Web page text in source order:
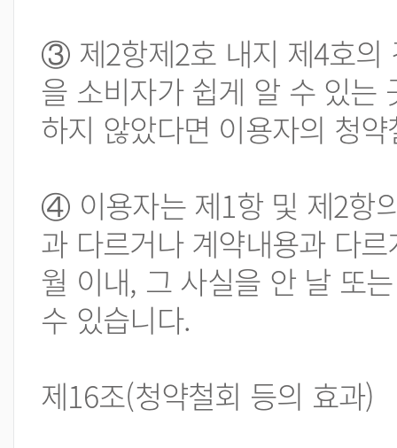
③ 제2항제2호 내지 제4호의
을 소비자가 쉽게 알 수 있는
하지 않았다면 이용자의 청
④ 이용자는 제1항 및 제2항
과 다르거나 계약내용과 다
월 이내, 그 사실을 안 날 또
수 있습니다.
제16조(청약철회 등의 효과)